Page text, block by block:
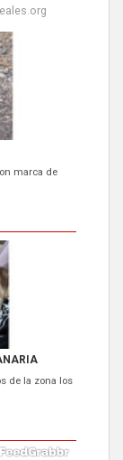
marca de
de la zona los